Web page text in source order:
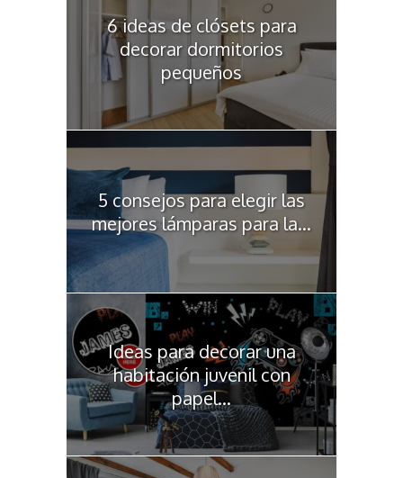
6 ideas de clósets para
decorar dormitorios
pequeños
5 consejos para elegir las
mejores lámparas para la...
Ideas para decorar una
habitación juvenil con
papel...